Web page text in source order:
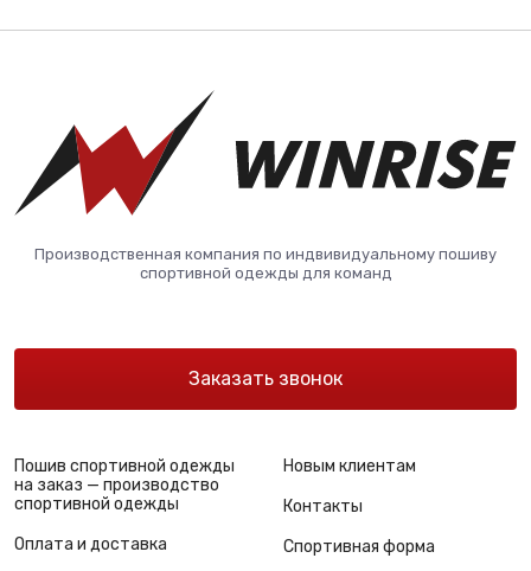
Производственная компания по индвивидуальному пошиву
спортивной одежды для команд
Заказать звонок
Пошив спортивной одежды
на заказ — производство
спортивной одежды
Оплата и доставка
Новым клиентам
Контакты
Спортивная форма